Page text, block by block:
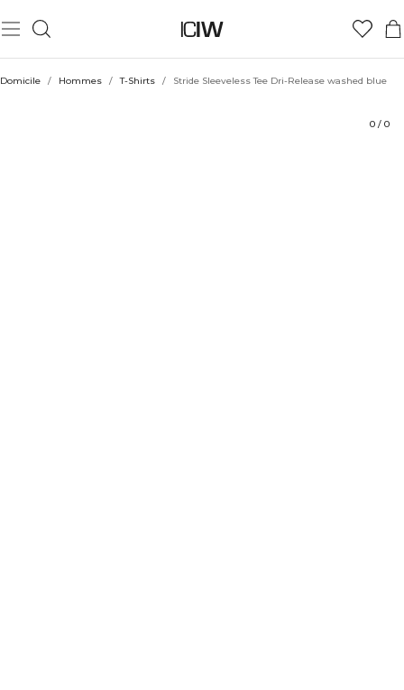
Domicile / Hommes / T-Shirts / Stride Sleeveless Tee Dri-Release washed blue
0 / 0